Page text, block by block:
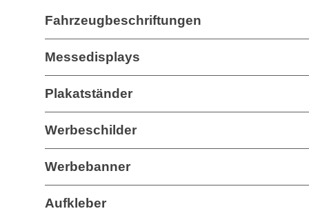
Fahrzeugbeschriftungen
Messedisplays
Plakatständer
Werbeschilder
Werbebanner
Aufkleber